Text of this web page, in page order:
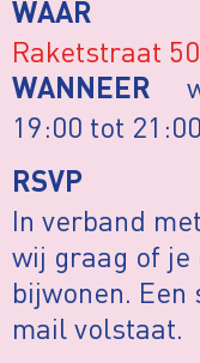
WAAR
Raketstraat
WANNEER
19:00 tot
RSVP
In verband
wij graag of
bijwonen.
mail volstaat.